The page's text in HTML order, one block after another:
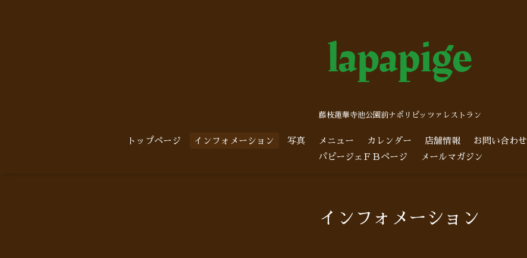
藤枝蓮華寺池公園前ナポリピッツァレストラン
トップページ インフォメーション 写真 メニュー カレンダー 店舗情報 お問い合わせ
パピージェＦＢページ
メールマガジン
インフォメーション